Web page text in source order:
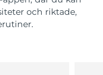
och riktade,